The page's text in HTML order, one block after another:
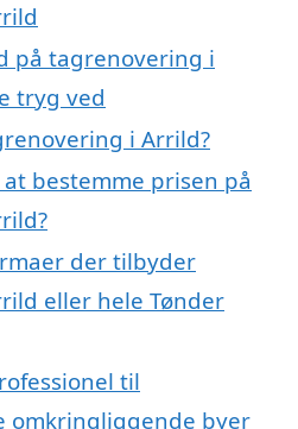
på tagrenovering i
tryg ved
i Arrild?
bestemme prisen på
der tilbyder
eller hele Tønder
til
omkringliggende byer